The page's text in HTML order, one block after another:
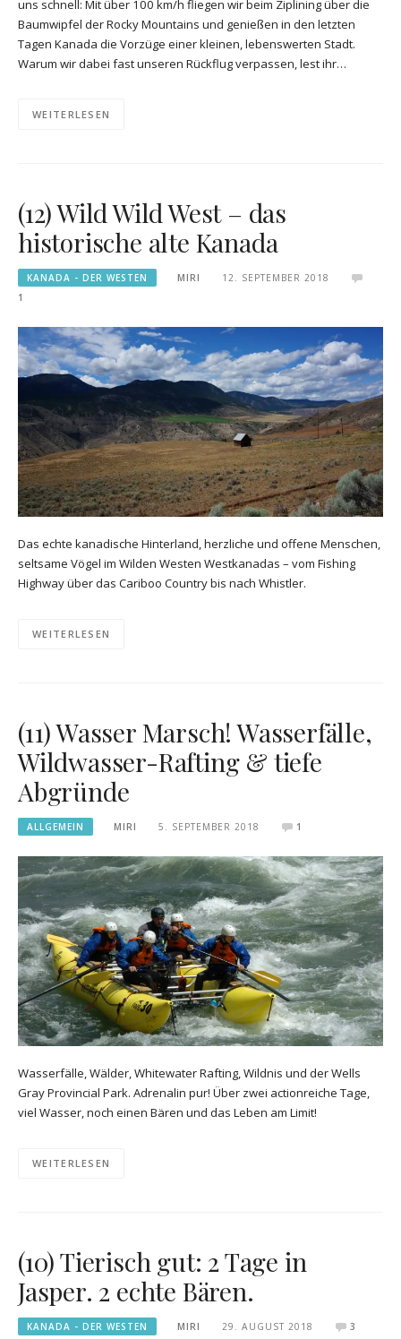
uns schnell: Mit über 100 km/h fliegen wir beim Ziplining über die
Baumwipfel der Rocky Mountains und genießen in den letzten
Tagen Kanada die Vorzüge einer kleinen, lebenswerten Stadt.
Warum wir dabei fast unseren Rückflug verpassen, lest ihr…
WEITERLESEN
(12) Wild Wild West – das
historische alte Kanada
KANADA - DER WESTEN MIRI
12. SEPTEMBER 2018
1
Das echte kanadische Hinterland, herzliche und offene Menschen,
seltsame Vögel im Wilden Westen Westkanadas – vom Fishing
Highway über das Cariboo Country bis nach Whistler.
WEITERLESEN
(11) Wasser Marsch! Wasserfälle,
Wildwasser-Rafting & tiefe
Abgründe
ALLGEMEIN MIRI 5. SEPTEMBER 2018 1
Wasserfälle, Wälder, Whitewater Rafting, Wildnis und der Wells
Gray Provincial Park. Adrenalin pur! Über zwei actionreiche Tage,
viel Wasser, noch einen Bären und das Leben am Limit!
WEITERLESEN
(10) Tierisch gut: 2 Tage in
Jasper. 2 echte Bären.
KANADA - DER WESTEN MIRI 29. AUGUST 2018 3